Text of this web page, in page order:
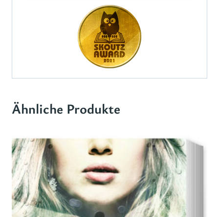
Ähnliche Produkte